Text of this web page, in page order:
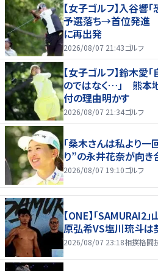
【女子ゴルフ】入谷響
予選落ち→首位発進
に再出発
2026/08/07 21:43ゴルフ
【女子ゴルフ】鈴木愛
のではなく…」 熊本
付の理由明かす
2026/08/07 21:34ゴルフ
「桑木さんは私より一
り”の永井花奈が向き
2026/08/07 19:10ゴルフ
【ONE】「SAMURAI2
原弘希VS塩川琉斗は
2026/08/07 23:18相撲格闘